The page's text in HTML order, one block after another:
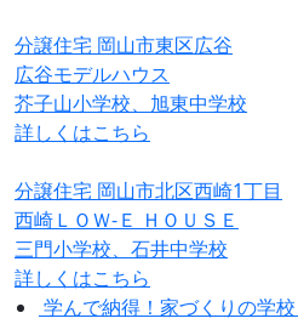
分譲住宅 岡山市東区広谷
広谷モデルハウス
芥子山小学校、旭東中学校
詳しくはこちら
分譲住宅 岡山市北区西崎1丁目
西崎ＬＯＷ-Ｅ ＨＯＵＳＥ
三門小学校、石井中学校
詳しくはこちら
学んで納得！家づくりの学校